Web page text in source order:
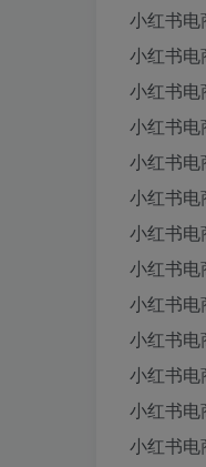
小红书电
小红书电
小红书电
小红书电
小红书电
小红书电
小红书电
小红书电
小红书电
小红书电
小红书
小红书电
小红书